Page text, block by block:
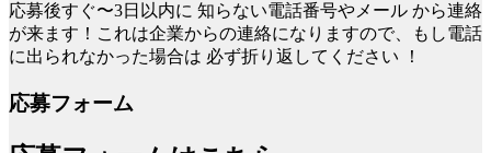
応募後すぐ〜3日以内に 知らない電話番号やメール から連絡
が来ます！これは企業からの連絡になりますので、もし電話
に出られなかった場合は 必ず折り返してください ！
応募フォーム